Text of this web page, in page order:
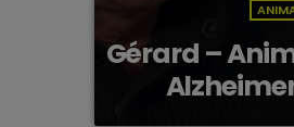
Gérard –